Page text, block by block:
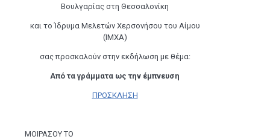
Βουλγαρίας στη Θεσσαλονίκη
και το Ίδρυμα Μελετών Χερσονήσου του Αίμου
(ΙΜΧΑ)
σας προσκαλούν στην εκδήλωση με θέμα:
Από τα γράμματα ως την έμπνευση
ΠΡΟΣΚΛΗΣΗ
ΜΟΙΡΑΣΟΥ ΤΟ